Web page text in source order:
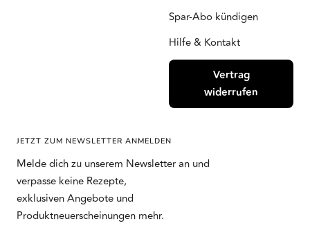
Spar-Abo kündigen
Hilfe & Kontakt
Vertrag
widerrufen
JETZT ZUM NEWSLETTER ANMELDEN
Melde dich zu unserem Newsletter an und
verpasse keine Rezepte,
exklusiven Angebote und
Produktneuerscheinungen mehr.